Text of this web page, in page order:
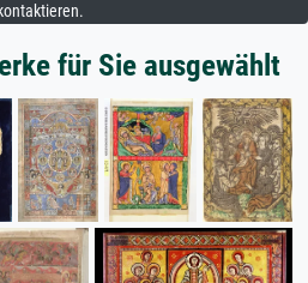
kontaktieren.
für Sie ausgewählt